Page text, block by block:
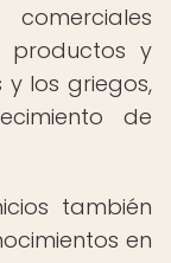
productos y
y los griegos,
de
también
en